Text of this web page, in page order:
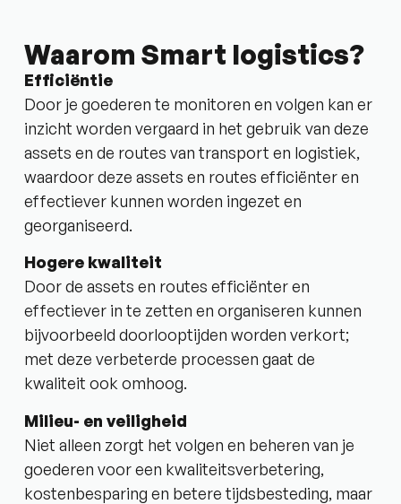
Waarom Smart logistics?
Efficiëntie
Door je goederen te monitoren en volgen kan er
inzicht worden vergaard in het gebruik van deze
assets en de routes van transport en logistiek,
waardoor deze assets en routes efficiënter en
effectiever kunnen worden ingezet en
georganiseerd.
Hogere kwaliteit
Door de assets en routes efficiënter en
effectiever in te zetten en organiseren kunnen
bijvoorbeeld doorlooptijden worden verkort;
met deze verbeterde processen gaat de
kwaliteit ook omhoog.
Milieu- en veiligheid
Niet alleen zorgt het volgen en beheren van je
goederen voor een kwaliteitsverbetering,
kostenbesparing en betere tijdsbesteding, maar